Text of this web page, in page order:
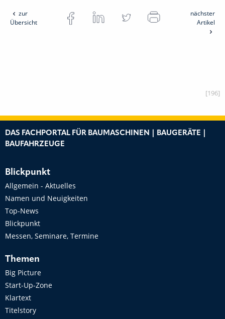
zur
Übersicht
nächster
Artikel
[196]
DAS FACHPORTAL FÜR BAUMASCHINEN | BAUGERÄTE |
BAUFAHRZEUGE
Blickpunkt
Allgemein - Aktuelles
Namen und Neuigkeiten
Top-News
Blickpunkt
Messen, Seminare, Termine
Themen
Big Picture
Start-Up-Zone
Klartext
Titelstory